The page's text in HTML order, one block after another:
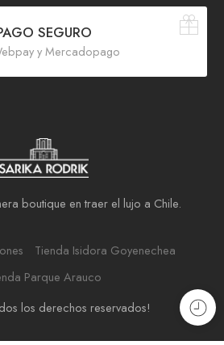
SEGURO
y Mercadopago
boutique en traer el lujo a Chile.
Tienda Isidora Goyenechea
Parque Arauco
los derechos reservados!